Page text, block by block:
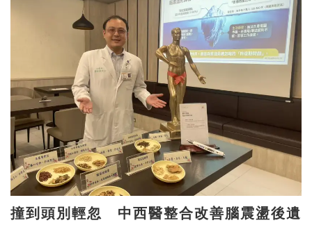
撞到頭別輕忽 中西醫整合改善腦震盪後遺